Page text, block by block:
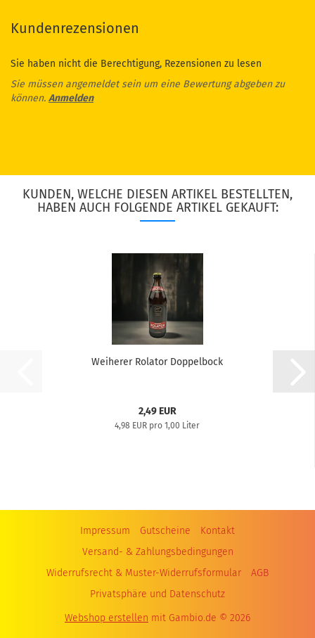
Kundenrezensionen
Sie haben nicht die Berechtigung, Rezensionen zu lesen
Sie müssen angemeldet sein um eine Bewertung abgeben zu
können. Anmelden
KUNDEN, WELCHE DIESEN ARTIKEL BESTELLTEN,
HABEN AUCH FOLGENDE ARTIKEL GEKAUFT:
Weiherer Rolator Doppelbock
2,49 EUR
4,98 EUR pro 1,00 Liter
Impressum Gutscheine
Kontakt
Versand- & Zahlungsbedingungen
Widerrufsrecht & Muster-Widerrufsformular
AGB
Privatsphäre und Datenschutz
Webshop erstellen mit Gambio.de © 2026